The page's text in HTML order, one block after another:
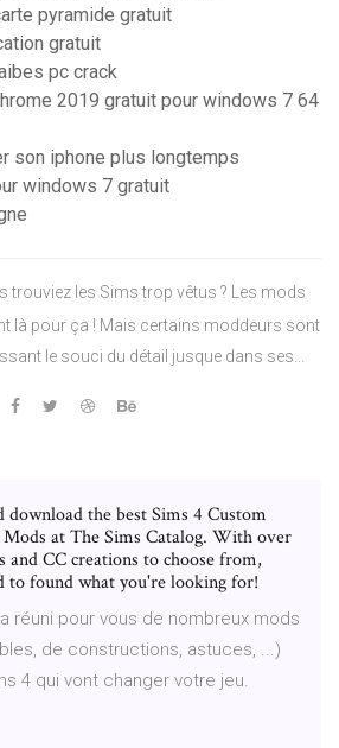
pyramide gratuit
gratuit
pc crack
2019 gratuit pour windows 7 64
son iphone plus longtemps
windows 7 gratuit
trouviez les Sims trop vêtus ? Les mods
là pour ça ! Mais certains moddeurs sont
le souci du détail jusque dans ses...
download the best Sims 4 Custom
at The Sims Catalog. With over
and CC creations to choose from,
to found what you're looking for!
réuni pour vous de nombreux mods
de constructions, astuces, ...)
4 qui vont changer votre jeu.